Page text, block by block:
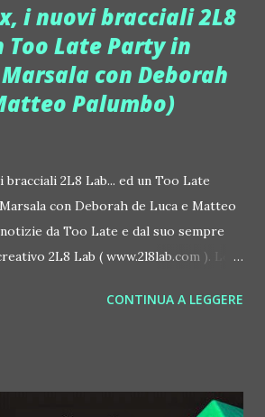
i nuovi bracciali 2L8
Too Late Party in
con Deborah
Palumbo)
bracciali 2L8 Lab... ed un Too Late
con Deborah de Luca e Matteo
da Too Late e dal suo sempre
2L8 Lab ( www.2l8lab.com ). Le
stile giusto. Lux è un bracciale in lycra
invece un bracciale in jeans. Anche in
CONTINUA A LEGGERE